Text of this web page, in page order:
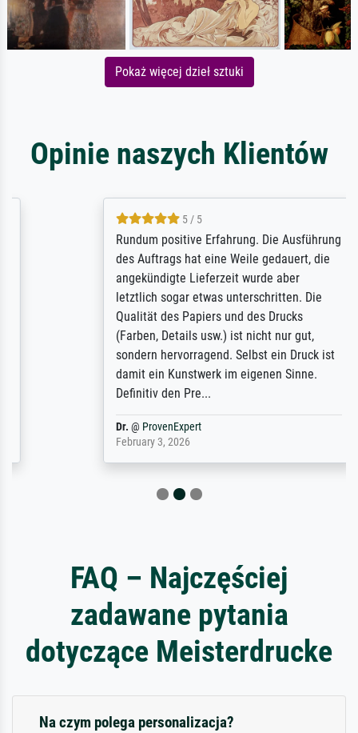
Pokaż więcej dzieł sztuki
Opinie naszych Klientów
5 / 5
Rundum positive Erfahrung. Die Ausführung
des Auftrags hat eine Weile gedauert, die
angekündigte Lieferzeit wurde aber
letztlich sogar etwas unterschritten. Die
Qualität des Papiers und des Drucks
(Farben, Details usw.) ist nicht nur gut,
sondern hervorragend. Selbst ein Druck ist
damit ein Kunstwerk im eigenen Sinne.
Definitiv den Pre...
ProvenExpert
February 3, 2026
FAQ – Najczęściej
zadawane pytania
dotyczące Meisterdrucke
Na czym polega personalizacja?